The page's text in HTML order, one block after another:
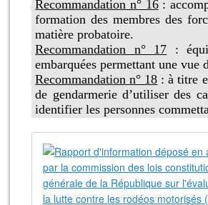
Recommandation n° 16 :
formation des membres des
matière probatoire.
Recommandation n° 17
:
embarquées permettant une vue
Recommandation n° 18 : à titre
de gendarmerie d’utiliser des
identifier les personnes